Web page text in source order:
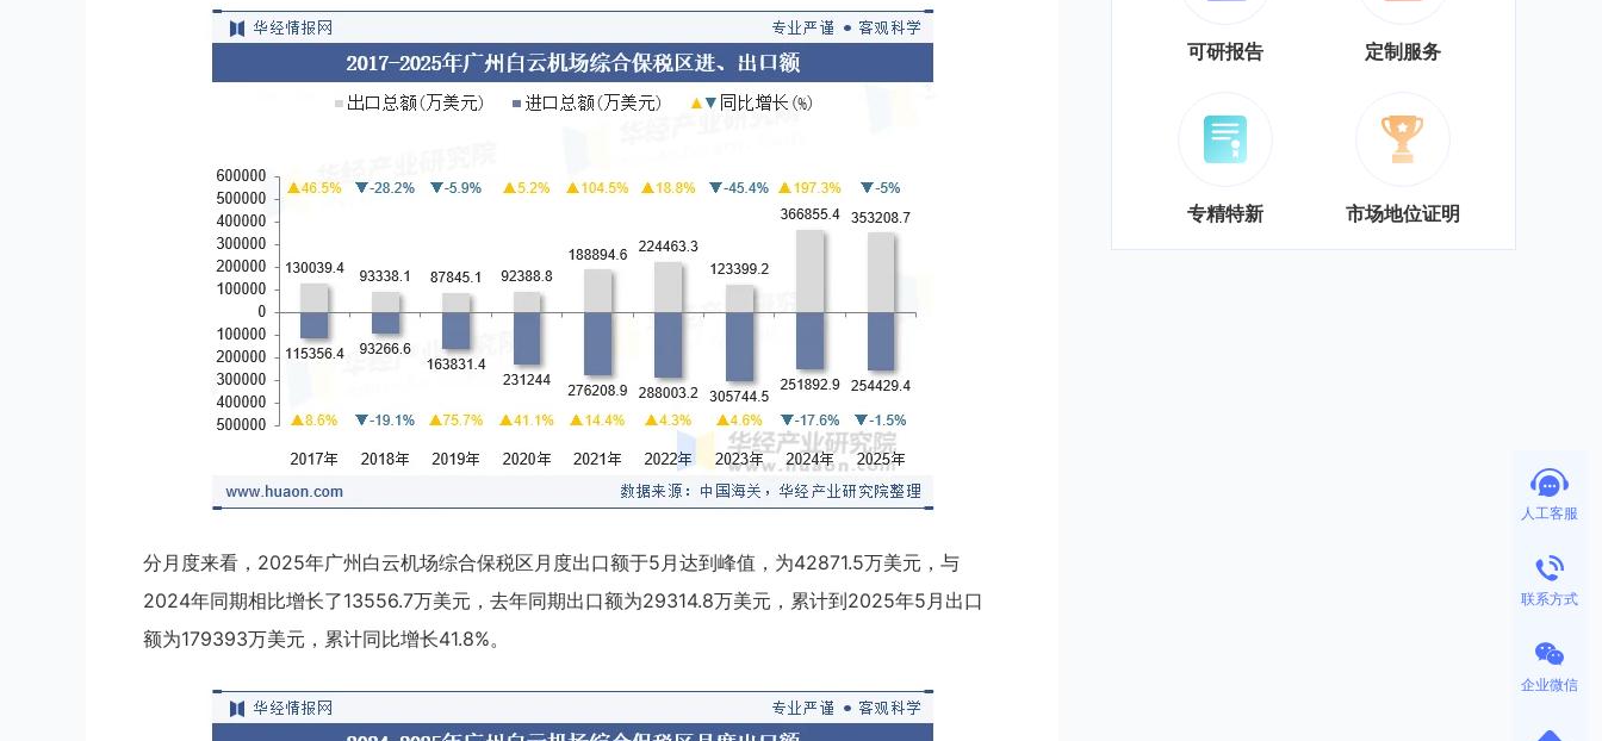
分月度来看，2025年广州白云机场综合保税区月度出口额于5月达到峰值，为42871.5万美元，与
2024年同期相比增长了13556.7万美元，去年同期出口额为29314.8万美元，累计到2025年5月出口
额为179393万美元，累计同比增长41.8%。
可研报告 定制服务
专精特新 市场地位证明
人工客服
联系方式
企业微信